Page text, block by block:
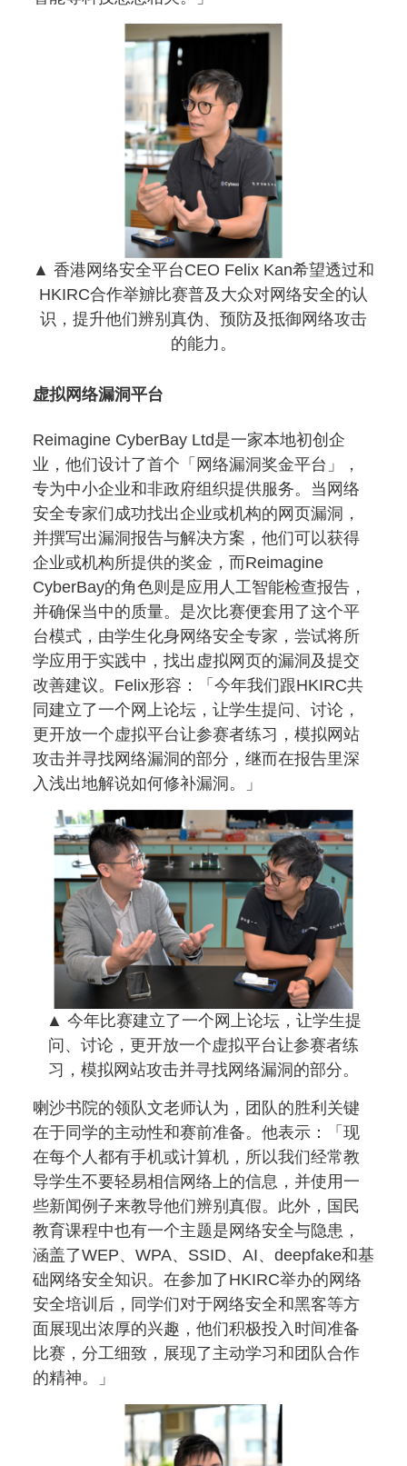
▲ 香港网络安全平台CEO Felix Kan希望透过和
HKIRC合作举辧比赛普及大众对网络安全的认
识，提升他们辨别真伪、预防及抵御网络攻击
的能力。
虚拟网络漏洞平台
Reimagine CyberBay Ltd是一家本地初创企
业，他们设计了首个「网络漏洞奖金平台」，
专为中小企业和非政府组织提供服务。当网络
安全专家们成功找出企业或机构的网页漏洞，
并撰写出漏洞报告与解决方案，他们可以获得
企业或机构所提供的奖金，而Reimagine
CyberBay的角色则是应用人工智能检查报告，
并确保当中的质量。是次比赛便套用了这个平
台模式，由学生化身网络安全专家，尝试将所
学应用于实践中，找出虚拟网页的漏洞及提交
改善建议。Felix形容：「今年我们跟HKIRC共
同建立了一个网上论坛，让学生提问、讨论，
更开放一个虚拟平台让参赛者练习，模拟网站
攻击并寻找网络漏洞的部分，继而在报告里深
入浅出地解说如何修补漏洞。」
▲ 今年比赛建立了一个网上论坛，让学生提
问、讨论，更开放一个虚拟平台让参赛者练
习，模拟网站攻击并寻找网络漏洞的部分。
喇沙书院的领队文老师认为，团队的胜利关键
在于同学的主动性和赛前准备。他表示：「现
在每个人都有手机或计算机，所以我们经常教
导学生不要轻易相信网络上的信息，并使用一
些新闻例子来教导他们辨别真假。此外，国民
教育课程中也有一个主题是网络安全与隐患，
涵盖了WEP、WPA、SSID、AI、deepfake和基
础网络安全知识。在参加了HKIRC举办的网络
安全培训后，同学们对于网络安全和黑客等方
面展现出浓厚的兴趣，他们积极投入时间准备
比赛，分工细致，展现了主动学习和团队合作
的精神。」